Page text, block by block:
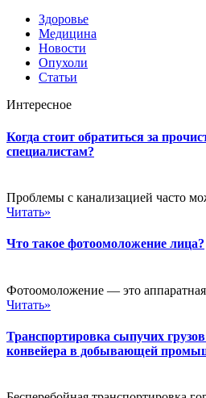
Здоровье
Медицина
Новости
Опухоли
Статьи
Интересное
Когда стоит обратиться за
специалистам?
Проблемы с канализацией часто
Читать»
Что такое фотоомоложение лица?
Фотоомоложение — это аппаратная
Читать»
Транспортировка сыпучих
конвейера в добывающей